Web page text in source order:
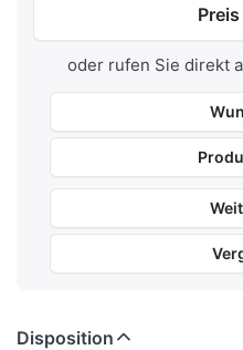
oder rufen Sie direkt
Disposition